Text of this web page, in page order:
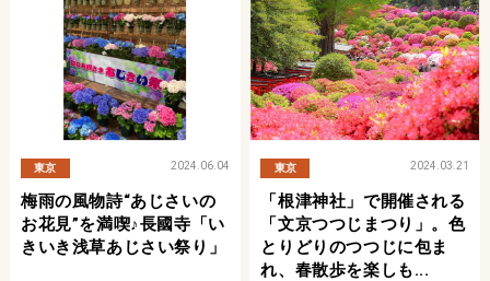
東京 2024.06.04
梅雨の風物詩“あじさいの
お花見”を満喫♪長國寺「い
きいき浅草あじさい祭り」
東京 2024.03.21
「根津神社」で開催される
「文京つつじまつり」。色
とりどりのつつじに包ま
れ、春散歩を楽しも...